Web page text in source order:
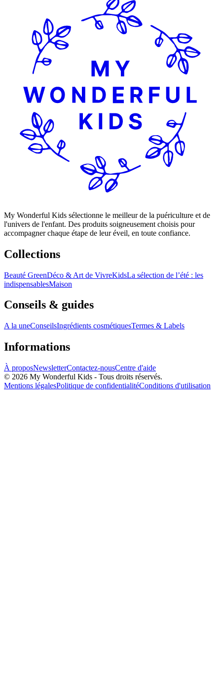
My Wonderful Kids sélectionne le meilleur de la puériculture et de
l'univers de l'enfant. Des produits soigneusement choisis pour
accompagner chaque étape de leur éveil, en toute confiance.
Collections
Beauté GreenDéco & Art de VivreKidsLa sélection de l’été : les
indispensablesMaison
Conseils & guides
A la uneConseilsIngrédients cosmétiquesTermes & Labels
Informations
À proposNewsletterContactez-nousCentre d'aide
© 2026 My Wonderful Kids - Tous droits réservés.
Mentions légalesPolitique de confidentialitéConditions d'utilisation